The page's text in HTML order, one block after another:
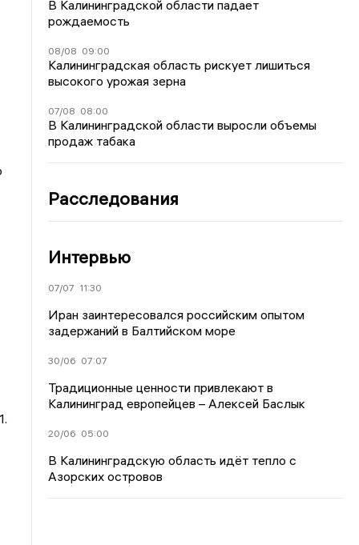
В Калининградской области падает
рождаемость
08/08 09:00
Калининградская область рискует лишиться
высокого урожая зерна
07/08 08:00
В Калининградской области выросли объемы
продаж табака
Расследования
Интервью
07/07 11:30
Иран заинтересовался российским опытом
задержаний в Балтийском море
30/06 07:07
Традиционные ценности привлекают в
Калининград европейцев – Алексей Баслык
20/06 05:00
В Калининградскую область идёт тепло с
Азорских островов